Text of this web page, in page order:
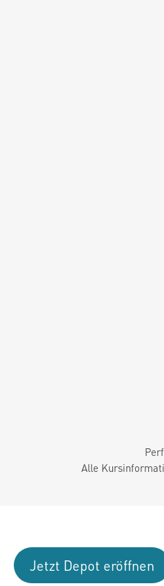
Alle
Jetzt Depot eröffnen